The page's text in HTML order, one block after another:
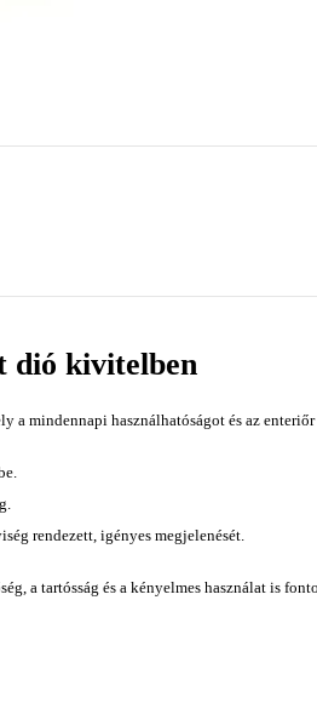
dió kivitelben
a mindennapi használhatóságot és az
rendezett, igényes megjelenését.
a tartósság és a kényelmes használat is